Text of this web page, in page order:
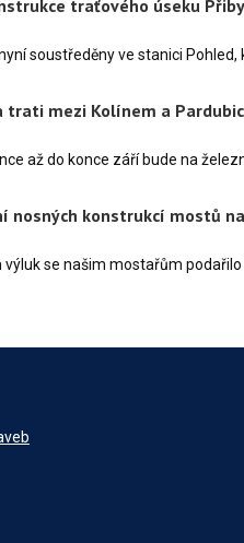
traťového úseku
soustředěny ve stanici
trati mezi Kolínem a
až do konce září bude na
nosných konstrukcí mostů
výluk se našim mostařům